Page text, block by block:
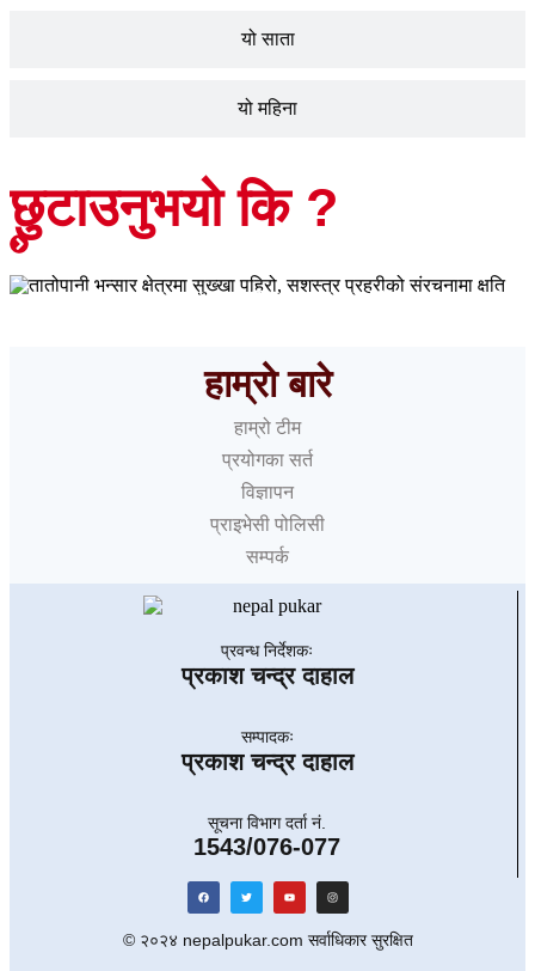
यो साता
यो महिना
छुटाउनुभयो कि ?
तातोपानी भन्सार क्षेत्रमा सुख्खा पहिरो, सशस्त्र प्रहरीको संरचनामा क्षति
हाम्रो बारे
हाम्रो टीम
प्रयोगका सर्त
विज्ञापन
प्राइभेसी पोलिसी
सम्पर्क
प्रवन्ध निर्देशकः
प्रकाश चन्द्र दाहाल
सम्पादकः
प्रकाश चन्द्र दाहाल
सूचना विभाग दर्ता नं.
1543/076-077
© २०२४ nepalpukar.com सर्वाधिकार सुरक्षित